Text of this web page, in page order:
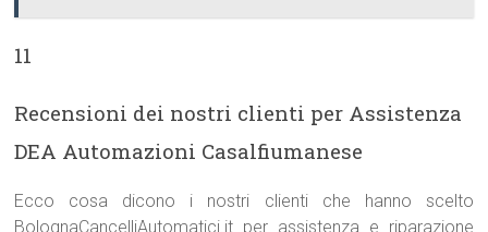
11
Recensioni dei nostri clienti per Assistenza
DEA Automazioni Casalfiumanese
Ecco cosa dicono i nostri clienti che hanno scelto
BolognaCancelliAutomatici.it per assistenza e riparazione